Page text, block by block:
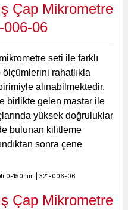
Çap Mikrometre
006-06
seti ile farklı
ölçümlerini rahatlıkla
alınabilmektedir.
birlikte gelen mastar ile
yüksek doğruluklar
bulunan kilitleme
sonra çene
Çap Mikrometre